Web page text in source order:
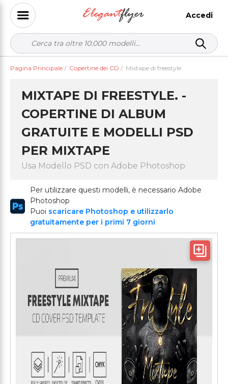
Accedi
Pagina Principale / Copertine dei CD / Mixtape di freestyle.
MIXTAPE DI FREESTYLE. -
COPERTINE DI ALBUM
GRATUITE E MODELLI PSD
PER MIXTAPE
Usa Modello PSD con Adobe Photoshop
Per utilizzare questi modelli, è necessario Adobe
Photoshop
Puoi scaricare Photoshop e utilizzarlo
gratuitamente per i primi 7 giorni